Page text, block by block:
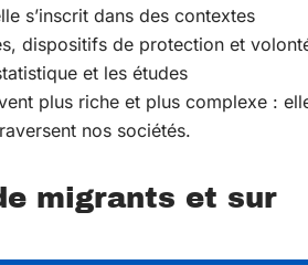
s’inscrit dans des contextes
dispositifs de protection et
et les études
plus riche et plus complexe :
nos sociétés.
migrants et sur